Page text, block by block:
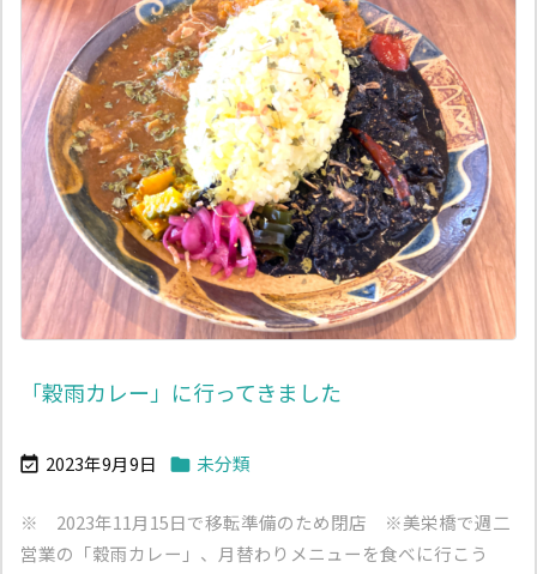
「穀雨カレー」に行ってきました
 2023年9月9日  未分類
※ 2023年11月15日で移転準備のため閉店 ※美栄橋で週二
営業の「穀雨カレー」、月替わりメニューを食べに行こう